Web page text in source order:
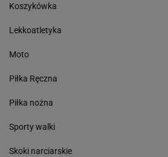
Koszykówka
Lekkoatletyka
Moto
Piłka Ręczna
Piłka nożna
Sporty walki
Skoki narciarskie